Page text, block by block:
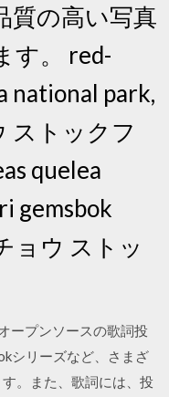
質の高い写真
す。 red-
national park,
ストックフ
quelea
gemsbok
ョウ ストッ
ープンソースの歌詞投
シリーズなど、さまざ
。また、歌詞には、投